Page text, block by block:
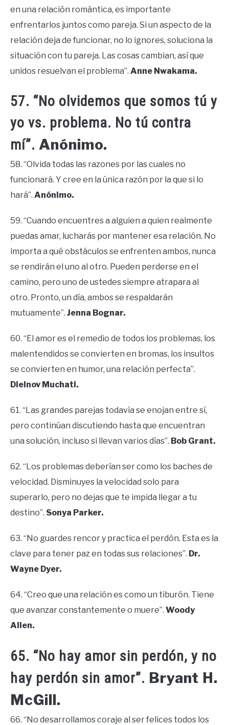
en una relación romántica, es importante
enfrentarlos juntos como pareja. Si un aspecto de la
relación deja de funcionar, no lo ignores, soluciona la
situación con tu pareja. Las cosas cambian, así que
unidos resuelvan el problema”. Anne Nwakama.
57. “No olvidemos que somos tú y
yo vs. problema. No tú contra
mí”. Anónimo.
58. “Olvida todas las razones por las cuales no
funcionará. Y cree en la única razón por la que si lo
hará”. Anónimo.
59. “Cuando encuentres a alguien a quien realmente
puedas amar, lucharás por mantener esa relación. No
importa a qué obstáculos se enfrenten ambos, nunca
se rendirán el uno al otro. Pueden perderse en el
camino, pero uno de ustedes siempre atrapara al
otro. Pronto, un día, ambos se respaldarán
mutuamente”. Jenna Bognar.
60. “El amor es el remedio de todos los problemas, los
malentendidos se convierten en bromas, los insultos
se convierten en humor, una relación perfecta”.
Dielnov Muchati.
61. “Las grandes parejas todavía se enojan entre sí,
pero continúan discutiendo hasta que encuentran
una solución, incluso si llevan varios días”. Bob Grant.
62. “Los problemas deberían ser como los baches de
velocidad. Disminuyes la velocidad solo para
superarlo, pero no dejas que te impida llegar a tu
destino”. Sonya Parker.
63. “No guardes rencor y practica el perdón. Esta es la
clave para tener paz en todas sus relaciones”. Dr.
Wayne Dyer.
64. “Creo que una relación es como un tiburón. Tiene
que avanzar constantemente o muere”. Woody
Allen.
65. “No hay amor sin perdón, y no
hay perdón sin amor”. Bryant H.
McGill.
66. “No desarrollamos coraje al ser felices todos los